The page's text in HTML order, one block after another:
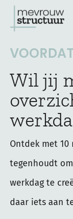
naar
VOORDAT
Wil jij
Ontdek met 10
tegenhoudt
werkdag te
daar iets aan